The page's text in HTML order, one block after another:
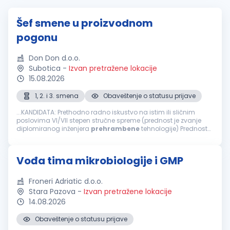
Šef smene u proizvodnom
pogonu
Don Don d.o.o.
Subotica - Izvan pretražene lokacije
15.08.2026
1, 2. i 3. smena
Obaveštenje o statusu prijave
...KANDIDATA: Prethodno radno iskustvo na istim ili sličnim
poslovima VI/VII stepen stručne spreme (prednost je zvanje
diplomiranog inženjera prehrambenetehnologije) Prednost
Vođa tima mikrobiologije i GMP
Froneri Adriatic d.o.o.
Stara Pazova - Izvan pretražene lokacije
14.08.2026
Obaveštenje o statusu prijave